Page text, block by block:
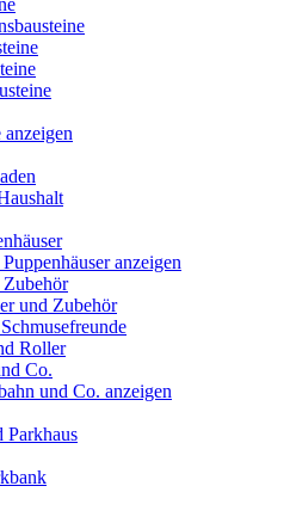
anzeigen
Zubehör
und Zubehör
Roller
Co.
und Co. anzeigen
Parkhaus